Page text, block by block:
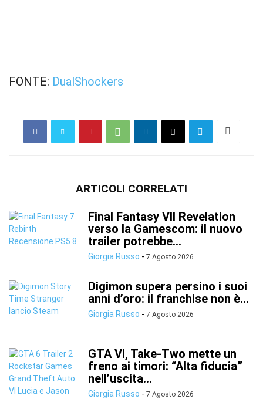
FONTE: DualShockers
ARTICOLI CORRELATI
Final Fantasy VII Revelation
verso la Gamescom: il nuovo
trailer potrebbe...
Giorgia Russo - 7 Agosto 2026
Digimon supera persino i suoi
anni d’oro: il franchise non è...
Giorgia Russo - 7 Agosto 2026
GTA VI, Take-Two mette un
freno ai timori: “Alta fiducia”
nell’uscita...
Giorgia Russo - 7 Agosto 2026